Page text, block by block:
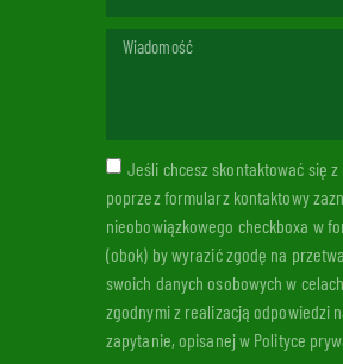
Jeśli chcesz skontaktować się z
poprzez formularz kontaktowy
nieobowiązkowego checkboxa w
(obok) by wyrazić zgodę na
swoich danych osobowych w
zgodnymi z realizacją odpowiedzi
zapytanie, opisanej w Polityce